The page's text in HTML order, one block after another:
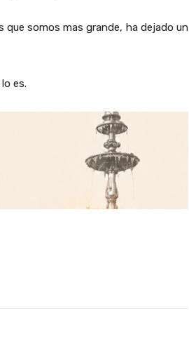
que somos mas grande, ha dejado un
es.